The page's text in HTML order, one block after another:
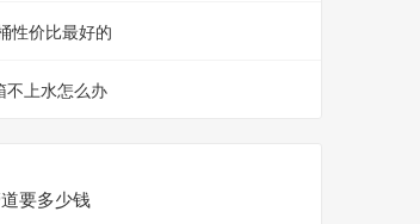
性价比最好的
不上水怎么办
要多少钱